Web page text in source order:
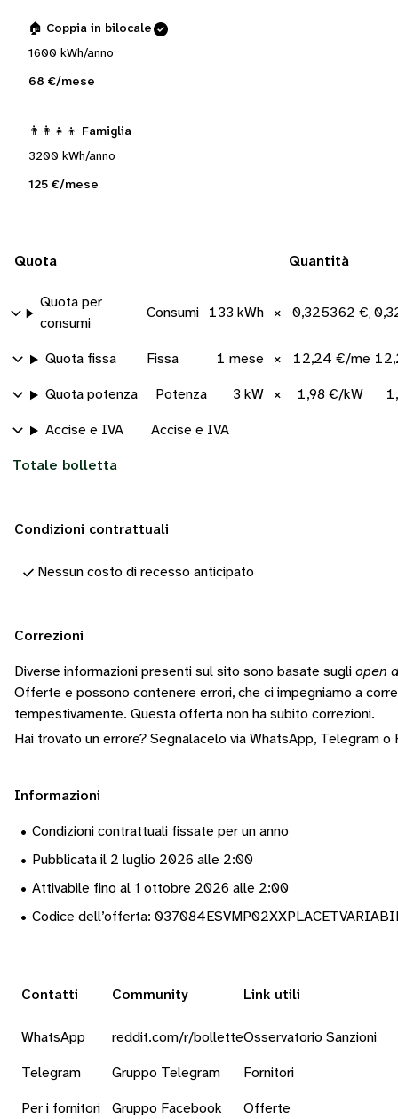
🏠 Coppia in bilocale
1600 kWh/anno
68 €/mese
👨‍👩‍👧‍👦 Famiglia
3200 kWh/anno
125 €/mese
Quota Quantità
Quota per
consumi
Consumi 133 kWh × 0,325362 €/
Quota fissa Fissa 1 mese × 12,24 €/mese
Quota potenza Potenza 3 kW × 1,98 €/kW
Accise e IVA Accise e IVA
Totale bolletta
Condizioni contrattuali
Nessun costo di recesso anticipato
Correzioni
Diverse informazioni presenti sul sito sono basate sugli open
Offerte e possono contenere errori, che ci impegniamo a
tempestivamente. Questa offerta non ha subito correzioni.
Hai trovato un errore? Segnalacelo via WhatsApp, Telegram o
Informazioni
• Condizioni contrattuali fissate per un anno
• Pubblicata il 2 luglio 2026 alle 2:00
• Attivabile fino al 1 ottobre 2026 alle 2:00
• Codice dell’offerta:
Contatti
WhatsApp
Telegram
Per i fornitori
Community
reddit.com/r/bollette
Gruppo Telegram
Gruppo Facebook
Link utili
Osservatorio Sanzioni
Fornitori
Offerte